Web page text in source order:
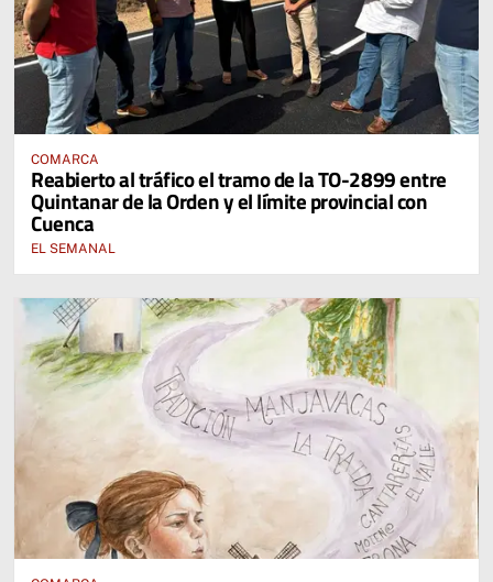
COMARCA
Reabierto al tráfico el tramo de la TO-2899 entre
Quintanar de la Orden y el límite provincial con
Cuenca
EL SEMANAL